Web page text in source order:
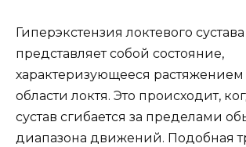
Гиперэкстензия локтевого сустава
представляет собой состояние,
характеризующееся растяжением
области локтя. Это происходит,
сустав сгибается за пределами
диапазона движений. Подобная